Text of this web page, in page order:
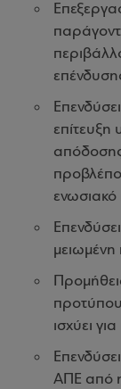
επίτευξη
ενωσιακό
ισχύει
ΑΠΕ από